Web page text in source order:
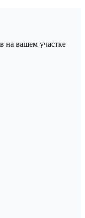
на вашем участке